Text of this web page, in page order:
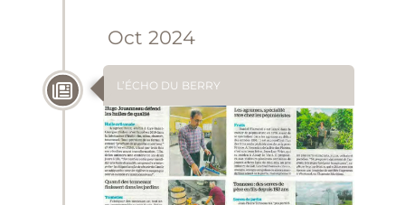
Oct 2024
L’ÉCHO DU BERRY